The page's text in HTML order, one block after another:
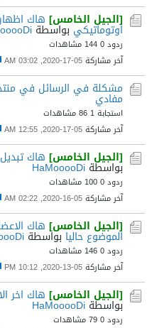
[الجيل الخامس] هاك
اوتوماتيكي بواسطة
ردود 0
144 مشاهدات
آخر مشاركة05-17-2020, 03:02 AM
مشكلة في الرسائل في
مفادي
استجابة 1
86 مشاهدات
آخر مشاركة05-17-2020, 12:55 AM
[الجيل الخامس] هاك
بواسطة HaMooooDi
ردود 0
100 مشاهدات
آخر مشاركة05-16-2020, 02:22 AM
[الجيل الخامس] هاك
الموضوع حاليا بواسطة
ردود 0
146 مشاهدات
آخر مشاركة05-13-2020, 10:12 PM
[الجيل الخامس] هاك اخر
بواسطة HaMooooDi
ردود 0
79 مشاهدات